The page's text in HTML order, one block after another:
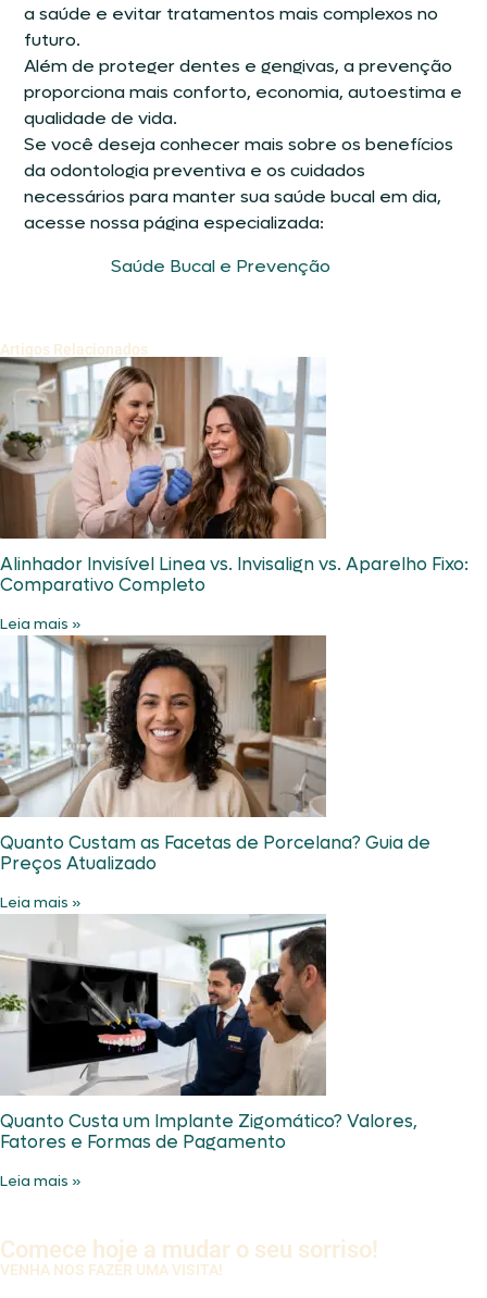
a saúde e evitar tratamentos mais complexos no
futuro.
Além de proteger dentes e gengivas, a prevenção
proporciona mais conforto, economia, autoestima e
qualidade de vida.
Se você deseja conhecer mais sobre os benefícios
da odontologia preventiva e os cuidados
necessários para manter sua saúde bucal em dia,
acesse nossa página especializada:
Saúde Bucal e Prevenção
Artigos Relacionados
Alinhador Invisível Linea vs. Invisalign vs. Aparelho Fixo:
Comparativo Completo
Leia mais »
Quanto Custam as Facetas de Porcelana? Guia de
Preços Atualizado
Leia mais »
Quanto Custa um Implante Zigomático? Valores,
Fatores e Formas de Pagamento
Leia mais »
Comece hoje a mudar o seu sorriso!
VENHA NOS FAZER UMA VISITA!